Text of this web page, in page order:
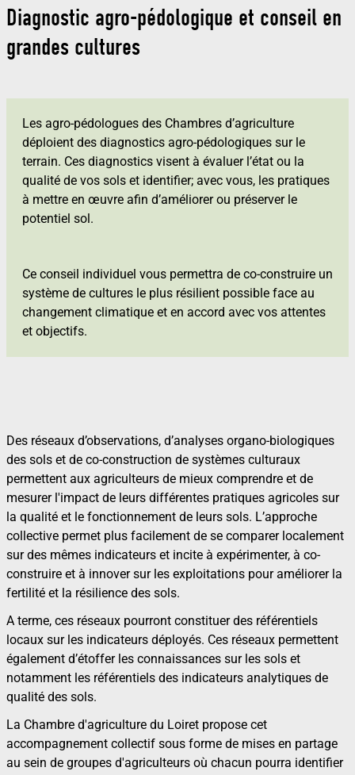
Diagnostic agro-pédologique et conseil en
grandes cultures
Les agro-pédologues des Chambres d’agriculture
déploient des diagnostics agro-pédologiques sur le
terrain. Ces diagnostics visent à évaluer l’état ou la
qualité de vos sols et identifier; avec vous, les pratiques
à mettre en œuvre afin d’améliorer ou préserver le
potentiel sol.
Ce conseil individuel vous permettra de co-construire un
système de cultures le plus résilient possible face au
changement climatique et en accord avec vos attentes
et objectifs.
Des réseaux d’observations, d’analyses organo-biologiques
des sols et de co-construction de systèmes culturaux
permettent aux agriculteurs de mieux comprendre et de
mesurer l'impact de leurs différentes pratiques agricoles sur
la qualité et le fonctionnement de leurs sols. L’approche
collective permet plus facilement de se comparer localement
sur des mêmes indicateurs et incite à expérimenter, à co-
construire et à innover sur les exploitations pour améliorer la
fertilité et la résilience des sols.
A terme, ces réseaux pourront constituer des référentiels
locaux sur les indicateurs déployés. Ces réseaux permettent
également d’étoffer les connaissances sur les sols et
notamment les référentiels des indicateurs analytiques de
qualité des sols.
La Chambre d'agriculture du Loiret propose cet
accompagnement collectif sous forme de mises en partage
au sein de groupes d'agriculteurs où chacun pourra identifier